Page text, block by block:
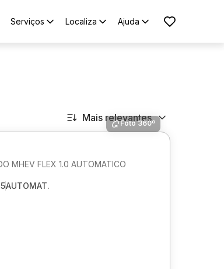
Serviços Localiza Ajuda
Mais relevantes
Foto 360º
MHEV FLEX 1.0 AUTOMATICO
AUTOMAT.